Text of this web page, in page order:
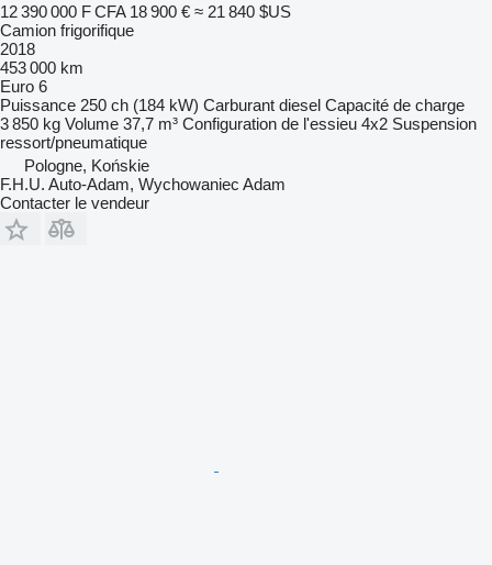
12 390 000 F CFA 18 900 € ≈ 21 840 $US
Camion frigorifique
2018
453 000 km
Euro 6
Puissance 250 ch (184 kW) Carburant diesel Capacité de charge
3 850 kg Volume 37,7 m³ Configuration de l'essieu 4x2 Suspension
ressort/pneumatique
Pologne, Końskie
F.H.U. Auto-Adam, Wychowaniec Adam
Contacter le vendeur